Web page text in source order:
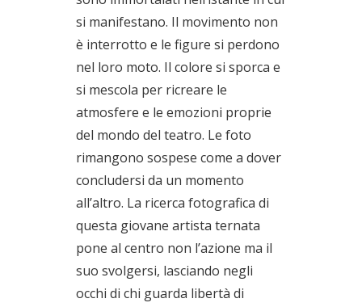
si manifestano. Il movimento non
è interrotto e le figure si perdono
nel loro moto. Il colore si sporca e
si mescola per ricreare le
atmosfere e le emozioni proprie
del mondo del teatro. Le foto
rimangono sospese come a dover
concludersi da un momento
all’altro. La ricerca fotografica di
questa giovane artista ternata
pone al centro non l’azione ma il
suo svolgersi, lasciando negli
occhi di chi guarda libertà di